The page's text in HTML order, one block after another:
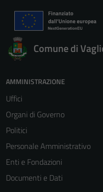
Comune di
AMMINISTRAZIONE
Uffici
Organi di Governo
Politici
Personale Amministrativo
Enti e Fondazioni
Documenti e Dati